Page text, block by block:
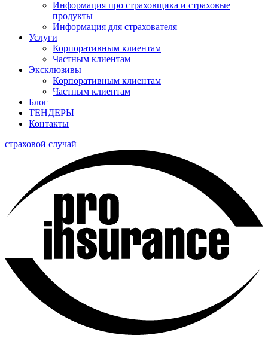
Информация про страховщика и страховые
продукты
Информация для страхователя
Услуги
Корпоративным клиентам
Частным клиентам
Эксклюзивы
Корпоративным клиентам
Частным клиентам
Блог
ТЕНДЕРЫ
Контакты
страховой случай